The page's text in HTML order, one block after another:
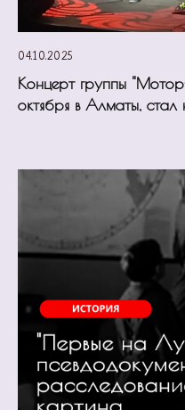
04.10.2025
Концерт группы
октября в Алматы,